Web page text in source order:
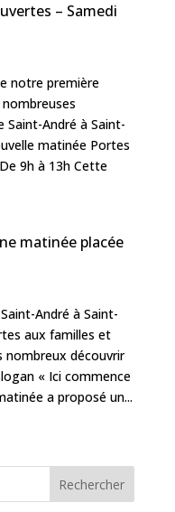
– Samedi
notre première
Saint-André à Saint-
matinée Portes
9h à 13h Cette
matinée placée
André à Saint-
aux familles et
nombreux découvrir
« Ici commence
a proposé un...
Rechercher